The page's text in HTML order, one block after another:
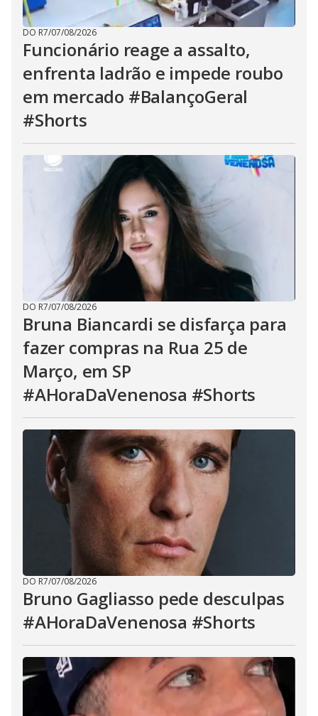
DO R7/07/08/2026
Funcionário reage a assalto,
enfrenta ladrão e impede roubo
em mercado #BalançoGeral
#Shorts
DO R7/07/08/2026
Bruna Biancardi se disfarça para
fazer compras na Rua 25 de
Março, em SP
#AHoraDaVenenosa #Shorts
DO R7/07/08/2026
Bruno Gagliasso pede desculpas
#AHoraDaVenenosa #Shorts